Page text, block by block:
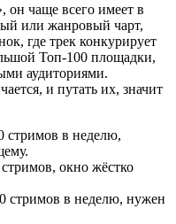
он чаще всего имеет в
или жанровый чарт,
где трек конкурирует
Топ-100 площадки,
аудиториями.
и путать их, значит
стримов в неделю,
окно жёстко
стримов в неделю, нужен